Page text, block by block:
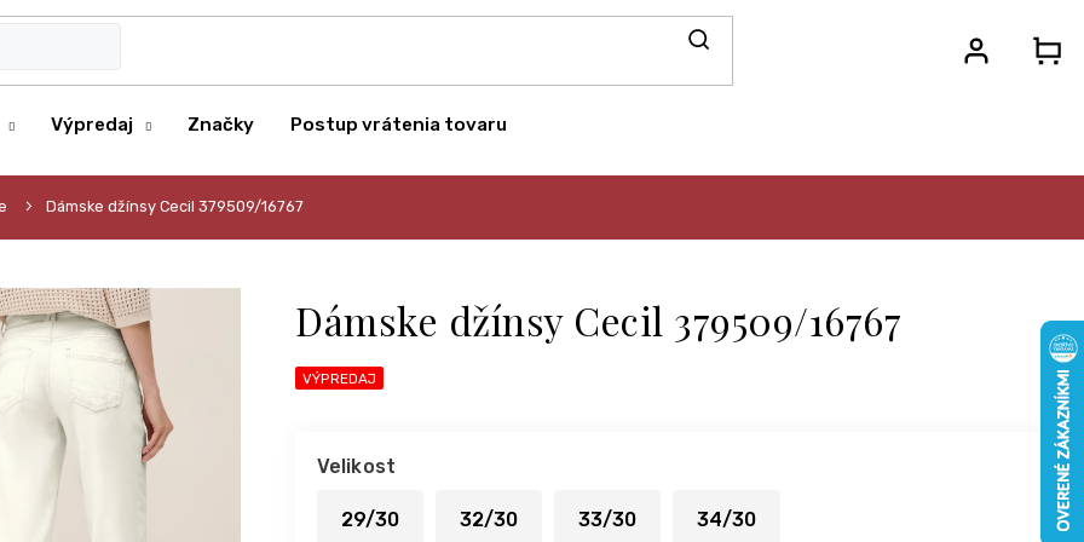
Výpredaj Značky Postup vrátenia tovaru
Dámske džínsy Cecil 379509/16767
Dámske džínsy Cecil 379509/16767
VÝPREDAJ
Velikost
29/30 32/30 33/30 34/30